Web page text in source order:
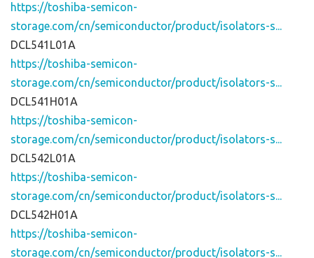
https://toshiba-semicon-
storage.com/cn/semiconductor/product/isolators-s...
DCL541L01A
https://toshiba-semicon-
storage.com/cn/semiconductor/product/isolators-s...
DCL541H01A
https://toshiba-semicon-
storage.com/cn/semiconductor/product/isolators-s...
DCL542L01A
https://toshiba-semicon-
storage.com/cn/semiconductor/product/isolators-s...
DCL542H01A
https://toshiba-semicon-
storage.com/cn/semiconductor/product/isolators-s...